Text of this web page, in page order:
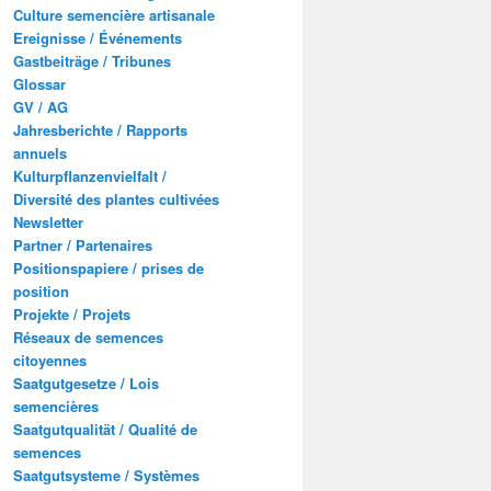
Culture semencière artisanale
Ereignisse / Événements
Gastbeiträge / Tribunes
Glossar
GV / AG
Jahresberichte / Rapports
annuels
Kulturpflanzenvielfalt /
Diversité des plantes cultivées
Newsletter
Partner / Partenaires
Positionspapiere / prises de
position
Projekte / Projets
Réseaux de semences
citoyennes
Saatgutgesetze / Lois
semencières
Saatgutqualität / Qualité de
semences
Saatgutsysteme / Systèmes